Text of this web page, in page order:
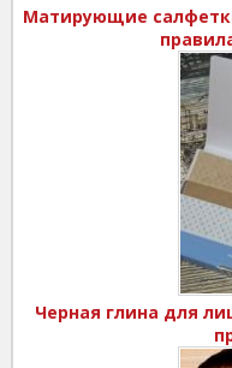
Матирующие
Черная глина для